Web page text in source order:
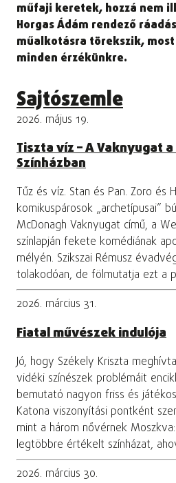
műfaji keretek, hozzá nem
Horgas Ádám rendező
műalkotásra törekszik,
minden érzékünkre.
Sajtószemle
2026. május 19.
Tiszta víz – A Vaknyugat
Színházban
Tűz és víz. Stan és Pan. Zoro és
komikuspárosok „archetípusai”
McDonagh Vaknyugat című, a
színlapján fekete komédiának
mélyén. Szikszai Rémusz
tolakodóan, de fölmutatja ezt a
2026. március 31.
Fiatal művészek indulója
Jó, hogy Székely Kriszta
vidéki színészek problémáit
bemutató nagyon friss és
Katona viszonyítási pontként
mint a három nővérnek
legtöbbre értékelt színházat,
2026. március 30.